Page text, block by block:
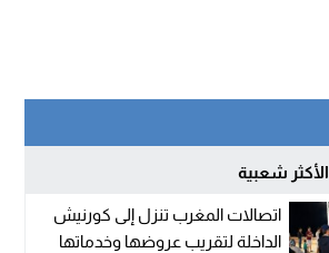
الأكثر شعبية
اتصالات المغرب تنزل إلى كورنيش
الداخلة لتقريب عروضها وخدماتها